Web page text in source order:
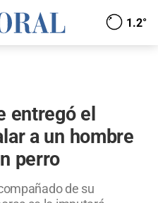
1.2°
entregó el
a un hombre
perro
de su